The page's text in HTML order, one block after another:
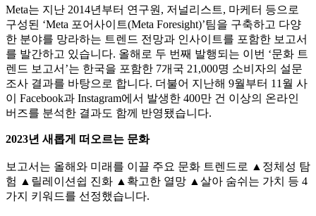
Meta는 지난 2014년부터 연구원, 저널리스트, 마케터 등으로
구성된 ‘Meta 포어사이트(Meta Foresight)’팀을 구축하고 다양
한 분야를 망라하는 트렌드 전망과 인사이트를 포함한 보고서
를 발간하고 있습니다. 올해로 두 번째 발행되는 이번 ‘문화 트
렌드 보고서’는 한국을 포함한 7개국 21,000명 소비자의 설문
조사 결과를 바탕으로 합니다. 더불어 지난해 9월부터 11월 사
이 Facebook과 Instagram에서 발생한 400만 건 이상의 온라인
버즈를 분석한 결과도 함께 반영됐습니다.
2023년 새롭게 떠오르는 문화
보고서는 올해와 미래를 이끌 주요 문화 트렌드로 ▲정체성 탐
험 ▲릴레이션쉽 진화 ▲확고한 열망 ▲살아 숨쉬는 가치 등 4
가지 키워드를 선정했습니다.